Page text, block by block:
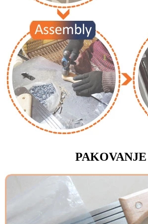
PAKOVANJE